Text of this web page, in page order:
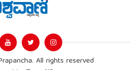
All rights reserved